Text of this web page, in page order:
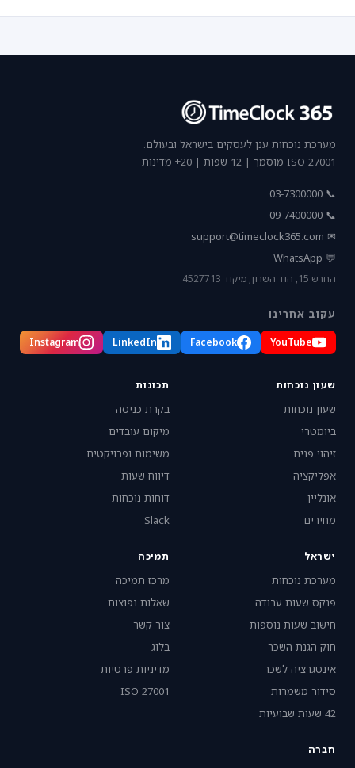
מערכת נוכחות ענן לעסקים בישראל ובעולם.
ISO 27001 מוסמך | 12 שפות | 20+ מדינות
📞 03-7300000
📞 09-7400000
✉
support@timeclock365.com
💬 WhatsApp
החרש 15, הוד השרון, מיקוד 4527713
עקוב אחרינו
YouTube
Facebook
LinkedIn
Instagram
שעון נוכחות
שעון נוכחות
ביומטרי
זיהוי פנים
אפליקציה
אונליין
מחירים
תכונות
בקרת כניסה
מיקום עובדים
משימות ופרויקטים
דיווח שעות
דוחות נוכחות
Slack
ישראל
מערכת נוכחות
פנקס שעות עבודה
חישוב שעות נוספות
חוק הגנת השכר
אינטגרציה לשכר
סידור משמרות
42 שעות שבועיות
תמיכה
מרכז תמיכה
שאלות נפוצות
צור קשר
בלוג
מדיניות פרטיות
ISO 27001
חברה